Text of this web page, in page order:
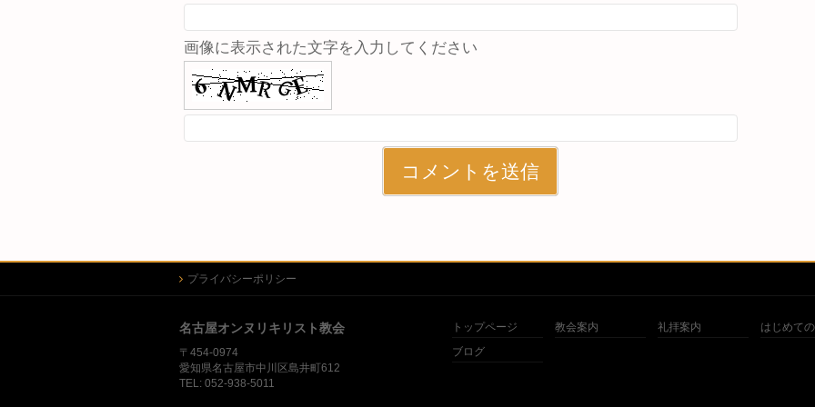
画像に表示された文字を入力してください
プライバシーポリシー
名古屋オンヌリキリスト教会
〒454-0974
愛知県名古屋市中川区島井町612
TEL: 052-938-5011
トップページ 教会案内 礼拝案内 はじめて
ブログ